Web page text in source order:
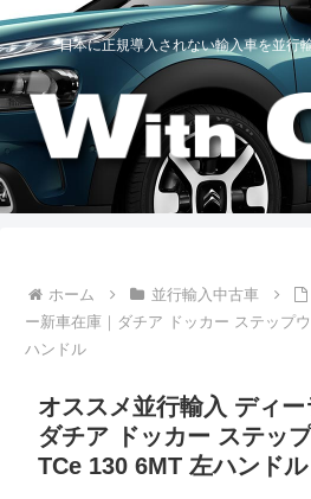
日本に正規導入されない輸入車を並行
ホーム 並行輸入中古車
ー新車在庫｜ダチア ドッカー ステップ
ハンドル
オススメ並行輸入 ディー
ダチア ドッカー ステッ
TCe 130 6MT 左ハンドル